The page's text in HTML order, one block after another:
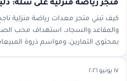
متجر رياضة منزلية على سلة: دليل
كيف تبني متجر معدات رياضة منزلية
والمقاعد والسجاد، استهداف محب
بمحتوى التمارين، ومواسم ذروة
١٧ يونيو ٢٠٢٦